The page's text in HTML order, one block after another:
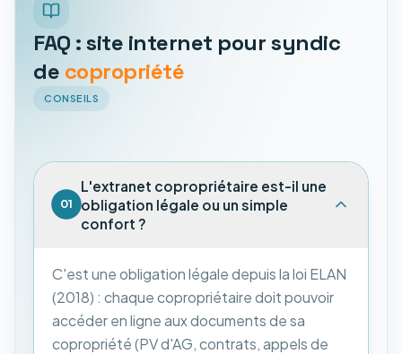
FAQ : site internet pour syndic
de copropriété
CONSEILS
01
L'extranet copropriétaire est-il une
obligation légale ou un simple
confort ?
C'est une obligation légale depuis la loi ELAN
(2018) : chaque copropriétaire doit pouvoir
accéder en ligne aux documents de sa
copropriété (PV d'AG, contrats, appels de